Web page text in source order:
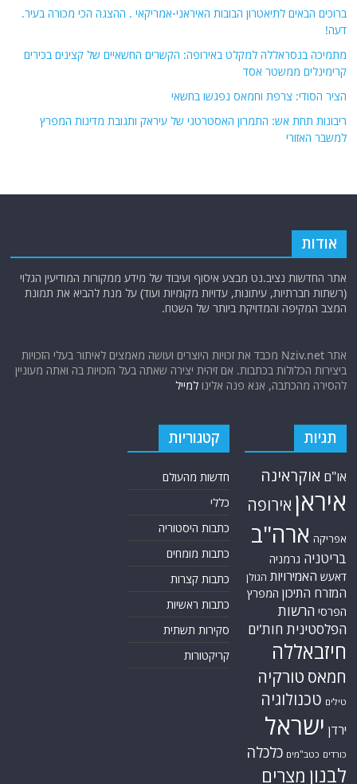
ברוכים הבאים לתיאטרון הבובות האיראני-אמריקאי . ההצגה הכי מכורה בעיר.
דעה!
מתמיכה בנסראללה למקלט באירופה: הקשרים החשאיים של קצינים בכירים
קרימינלים ממשטר אסד
הציר הסודי: צרפת וחמאס נפגשו בחשאי
ריבונות תחת אש: התמרון האסטרטגי של עיראק ותגובת מדינות המפרץ
למשבר האזורי
אודות
אתר החדשות נציב.נט מבצע איסוף ועיבוד של מידע ממקורות המודיעין הגלוי
(רשתות חברתיות, עיתונות, עדויות מקומיות ועוד) על מנת להביא את תמונת
המצב המקיפה והמדויקת ביותר של השטח.
אתר Nziv.net מכבד את זכויות היוצרים ועושה מאמצים לאיתור בעלי הזכויות
ביצירות הכלולות בכתבות. אם זיהית יצירה שאתה בעל הזכויות בה ואתה מעוניין
להסירה מהכתבה, אנא פנה אלינולמייל
תגיות
או"ם אוקראינה
איראן אירופה
אפריקה ארה"ב
בריטניה גרמניה
דאעש האמירויות הגולן
המזרח התיכון המפרץ
הפרסי הרשות
הפלסטינית חות'ים
חיזבאללה
חמאס טורקיה
טילים טכנולוגיה
ירדן ישראל
כורדים כטב"מים כלכלה
לבנון מצרים
קטגוריות
חדשות מהעולם
כללי
כתבות היסטוריה
כתבות מומחים
כתבות קצרות
כתבות ראשיות
סקירות תשתית
קריקטורות